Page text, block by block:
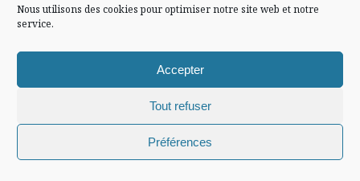
Nous utilisons des cookies pour optimiser notre site web et notre
service.
Accepter
Tout refuser
Préférences
30 NOVEMBRE -0001
Répondre
Arwen